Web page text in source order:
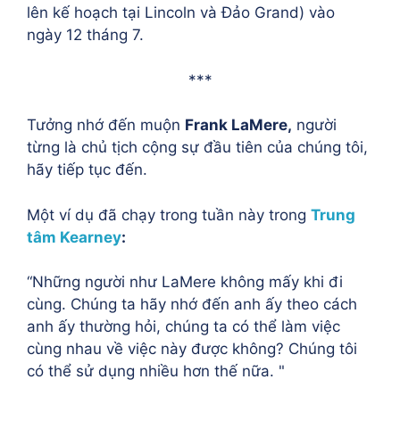
lên kế hoạch tại Lincoln và Đảo Grand) vào
ngày 12 tháng 7.
***
Tưởng nhớ đến muộn Frank LaMere, người
từng là chủ tịch cộng sự đầu tiên của chúng tôi,
hãy tiếp tục đến.
Một ví dụ đã chạy trong tuần này trong Trung
tâm Kearney:
“Những người như LaMere không mấy khi đi
cùng. Chúng ta hãy nhớ đến anh ấy theo cách
anh ấy thường hỏi, chúng ta có thể làm việc
cùng nhau về việc này được không? Chúng tôi
có thể sử dụng nhiều hơn thế nữa. "